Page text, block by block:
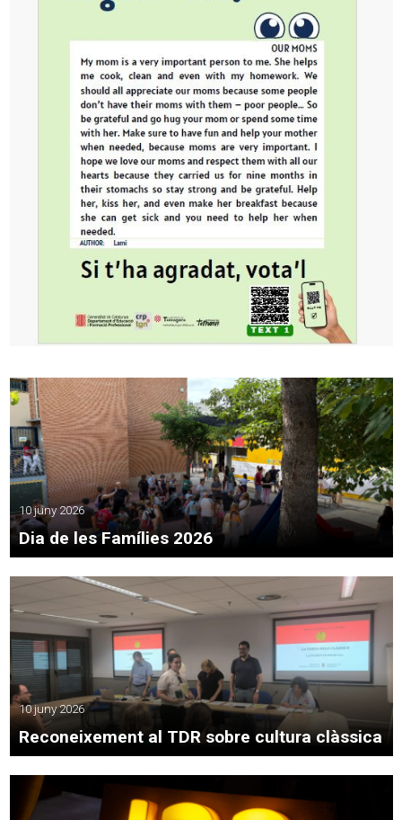
10 juny 2026
Dia de les Famílies 2026
10 juny 2026
Reconeixement al TDR sobre cultura clàssica